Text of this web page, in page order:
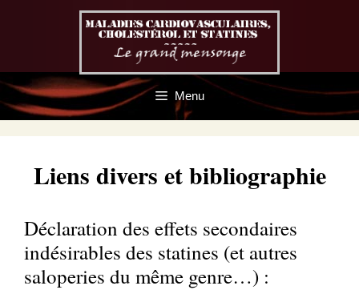
Menu
Liens divers et bibliographie
Déclaration des effets secondaires
indésirables des statines (et autres
saloperies du même genre…) :